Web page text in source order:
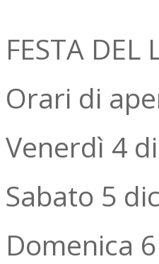
FESTA DEL
Orari di
Venerdì 4
Sabato 5
Domenica